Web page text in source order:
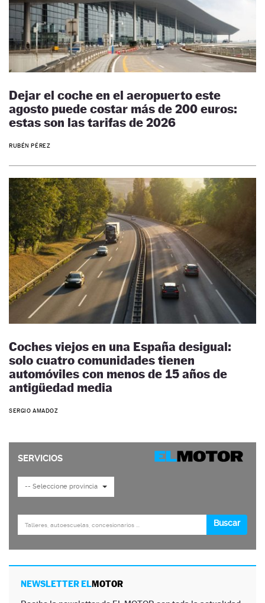
Dejar el coche en el aeropuerto este
agosto puede costar más de 200 euros:
estas son las tarifas de 2026
RUBÉN PÉREZ
Coches viejos en una España desigual:
solo cuatro comunidades tienen
automóviles con menos de 15 años de
antigüedad media
SERGIO AMADOZ
NEWSLETTER ELMOTOR